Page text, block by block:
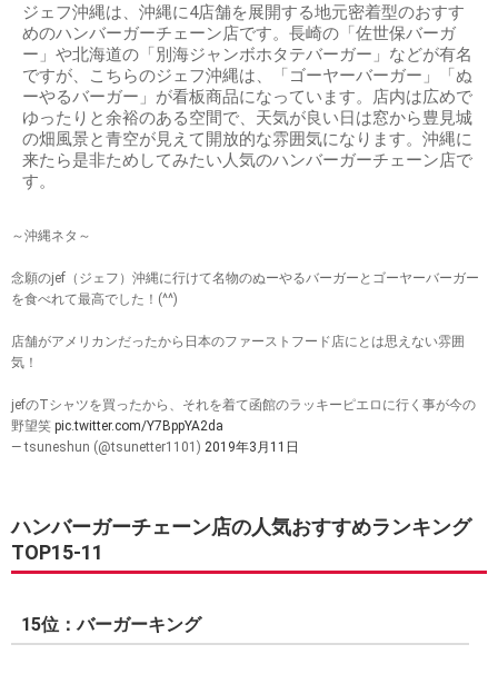
ジェフ沖縄は、沖縄に4店舗を展開する地元密着型のおすす
めのハンバーガーチェーン店です。長崎の「佐世保バーガ
ー」や北海道の「別海ジャンボホタテバーガー」などが有名
ですが、こちらのジェフ沖縄は、「ゴーヤーバーガー」「ぬ
ーやるバーガー」が看板商品になっています。店内は広めで
ゆったりと余裕のある空間で、天気が良い日は窓から豊見城
の畑風景と青空が見えて開放的な雰囲気になります。沖縄に
来たら是非ためしてみたい人気のハンバーガーチェーン店で
す。
～沖縄ネタ～
念願のjef（ジェフ）沖縄に行けて名物のぬーやるバーガーとゴーヤーバーガー
を食べれて最高でした！(^^)
店舗がアメリカンだったから日本のファーストフード店にとは思えない雰囲
気！
jefのTシャツを買ったから、それを着て函館のラッキーピエロに行く事が今の
野望笑 pic.twitter.com/Y7BppYA2da
— tsuneshun (@tsunetter1101) 2019年3月11日
ハンバーガーチェーン店の人気おすすめランキング
TOP15-11
15位：バーガーキング